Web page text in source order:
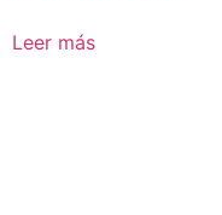
Leer más